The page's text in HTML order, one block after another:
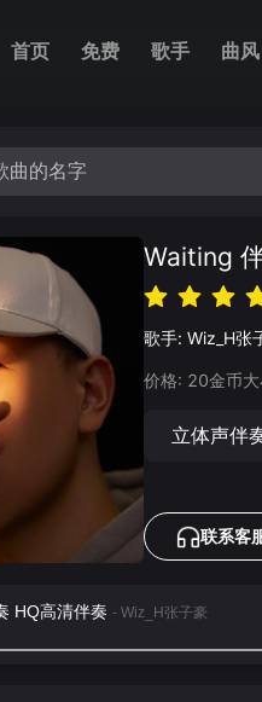
首页 免费 歌手 曲风
Waiting
歌手: Wiz_H张
价格: 20金币
立体声伴
联系客
HQ高清伴奏 - Wiz_H张子豪